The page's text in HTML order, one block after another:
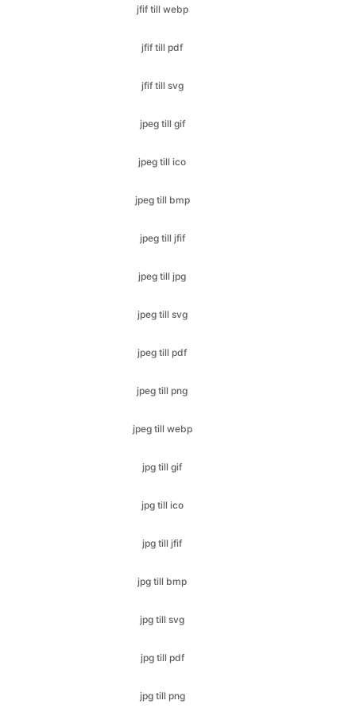
jfif till svg
jpeg till gif
jpeg till ico
jpeg till bmp
jpeg till jfif
jpeg till jpg
jpeg till svg
jpeg till pdf
jpeg till png
jpeg till webp
jpg till gif
jpg till ico
jpg till jfif
jpg till bmp
jpg till svg
jpg till pdf
jpg till png
nef till bmp
nef till gif